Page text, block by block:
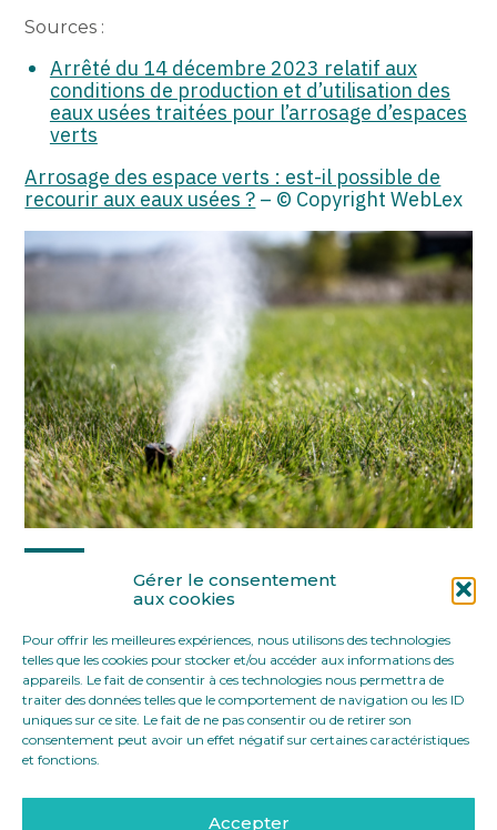
Gérer le consentement
aux cookies
Pour offrir les meilleures expériences, nous utilisons des technologies
telles que les cookies pour stocker et/ou accéder aux informations des
appareils. Le fait de consentir à ces technologies nous permettra de
traiter des données telles que le comportement de navigation ou les ID
uniques sur ce site. Le fait de ne pas consentir ou de retirer son
consentement peut avoir un effet négatif sur certaines caractéristiques
et fonctions.
Accepter
Sources :
Arrêté du 14 décembre 2023 relatif aux
conditions de production et d’utilisation des
eaux usées traitées pour l’arrosage d’espaces
verts
Arrosage des espace verts : est-il possible de
recourir aux eaux usées ? – © Copyright WebLex
FaceBook
TwitterLinkedIn